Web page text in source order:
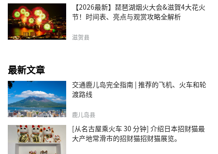
【2026最新】琵琶湖烟火大会&滋賀4大花火
节！时间表、亮点与观赏攻略全解析
滋贺县
最新文章
交通鹿儿岛完全指南 | 推荐的飞机、火车和轮
渡路线
鹿儿岛县
[从名古屋乘火车 30 分钟] 介绍日本招财猫最
大产地常滑市的招财猫招财猫展览。